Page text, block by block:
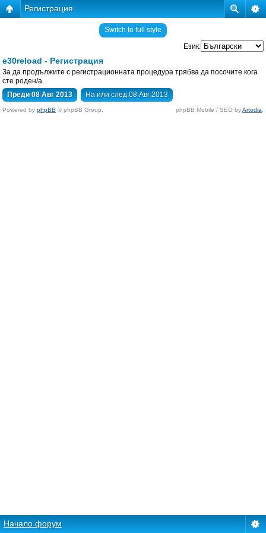
Регистрация
Switch to full style
Език:
e30reload - Регистрация
За да продължите с регистрационната процедура трябва да посочите кога
сте роден/а.
Преди 08 Авг 2013
На или след 08 Авг 2013
Powered by phpBB © phpBB Group. phpBB Mobile / SEO byArtodia
Начало форум